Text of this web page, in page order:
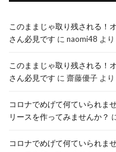
このままじゃ取り残される！
さん必見です に naomi48 より
このままじゃ取り残される！
さん必見です に 齋藤優子 より
コロナでめげて何ていられま
リースを作ってみませんか？
コロナでめげて何ていられま